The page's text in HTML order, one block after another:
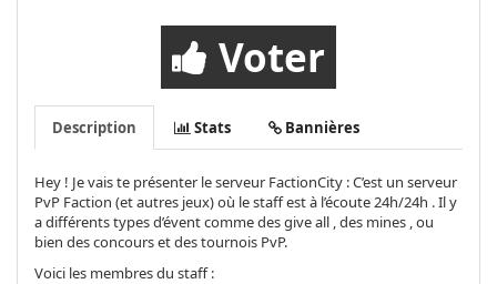
Voter
Description Stats Bannières
Hey ! Je vais te présenter le serveur FactionCity : C’est un serveur
PvP Faction (et autres jeux) où le staff est à l’écoute 24h/24h . Il y
a différents types d’évent comme des give all , des mines , ou
bien des concours et des tournois PvP.
Voici les membres du staff :